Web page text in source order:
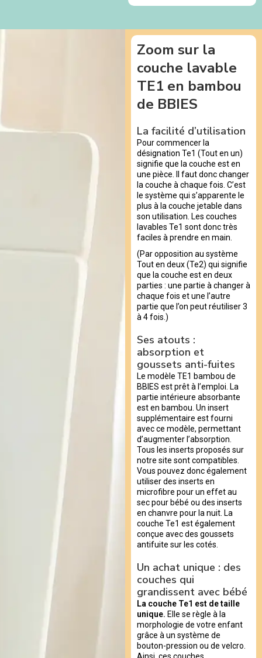
Zoom sur la
couche lavable
TE1 en bambou
de BBIES
La facilité d’utilisation
Pour commencer la
désignation Te1 (Tout en un)
signifie que la couche est en
une pièce. Il faut donc changer
la couche à chaque fois. C’est
le système qui s’apparente le
plus à la couche jetable dans
son utilisation. Les couches
lavables Te1 sont donc très
faciles à prendre en main.
(Par opposition au système
Tout en deux (Te2) qui signifie
que la couche est en deux
parties : une partie à changer à
chaque fois et une l’autre
partie que l’on peut réutiliser 3
à 4 fois.)
Ses atouts :
absorption et
goussets anti-fuites
Le modèle TE1 bambou de
BBIES est prêt à l’emploi. La
partie intérieure absorbante
est en bambou. Un insert
supplémentaire est fourni
avec ce modèle, permettant
d’augmenter l’absorption.
Tous les inserts proposés sur
notre site sont compatibles.
Vous pouvez donc également
utiliser des inserts en
microfibre pour un effet au
sec pour bébé ou des inserts
en chanvre pour la nuit. La
couche Te1 est également
conçue avec des goussets
antifuite sur les cotés.
Un achat unique : des
couches qui
grandissent avec bébé
La couche Te1 est de taille
unique. Elle se règle à la
morphologie de votre enfant
grâce à un système de
bouton-pression ou de velcro.
Ainsi, ces couches